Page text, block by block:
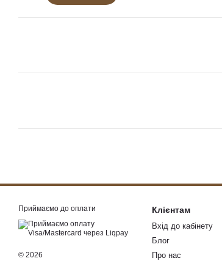
Приймаємо до оплати
© 2026
Клієнтам
Вхід до кабінету
Блог
Про нас